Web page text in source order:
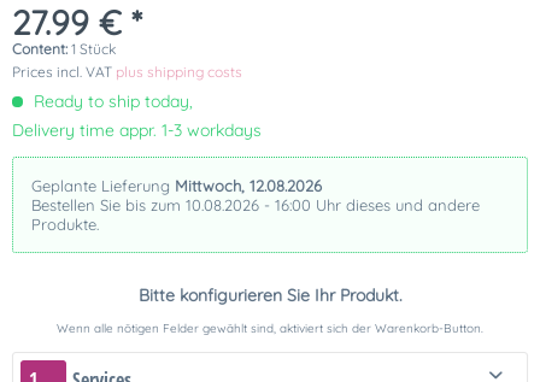
27.99 € *
Content: 1 Stück
Prices incl. VAT plus shipping costs
Ready to ship today,
Delivery time appr. 1-3 workdays
Geplante Lieferung Mittwoch, 12.08.2026
Bestellen Sie bis zum 10.08.2026 - 16:00 Uhr dieses und andere
Produkte.
Bitte konfigurieren Sie Ihr Produkt.
Wenn alle nötigen Felder gewählt sind, aktiviert sich der Warenkorb-Button.